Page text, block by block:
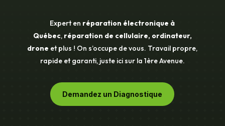
Expert en réparation électronique à
Québec, réparation de cellulaire, ordinateur,
drone et plus ! On s’occupe de vous. Travail propre,
rapide et garanti, juste ici sur la 1ère Avenue.
Demandez un Diagnostique